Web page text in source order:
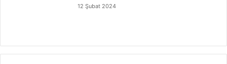
12 Şubat 2024